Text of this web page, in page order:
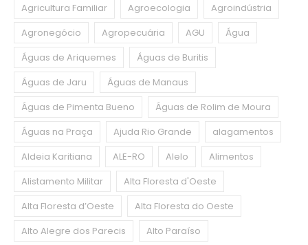
Agricultura Familiar
Agroecologia
Agroindústria
Agronegócio
Agropecuária AGU
Água
Águas de Ariquemes
Águas de Buritis
Águas de Jaru
Águas de Manaus
Águas de Pimenta Bueno
Águas de Rolim de Moura
Águas na Praça
Ajuda Rio Grande
alagamentos
Aldeia Karitiana
ALE-RO Alelo
Alimentos
Alistamento Militar
Alta Floresta d'Oeste
Alta Floresta d’Oeste
Alta Floresta do Oeste
Alto Alegre dos Parecis
Alto Paraíso